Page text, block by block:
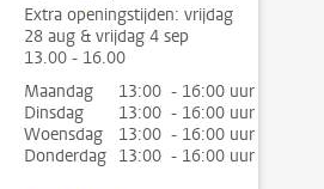
Extra openingstijden: vrijdag
28 aug & vrijdag 4 sep
13.00 - 16.00
Maandag
13:00 - 16:00 uur
Dinsdag
13:00 - 16:00 uur
Woensdag
13:00 - 16:00 uur
Donderdag 13:00 - 16:00 uur